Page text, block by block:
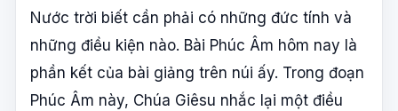
Nước trời biết cần phải có những đức tính và
những điều kiện nào. Bài Phúc Âm hôm nay là
phần kết của bài giảng trên núi ấy. Trong đoạn
Phúc Âm này, Chúa Giêsu nhắc lại một điều